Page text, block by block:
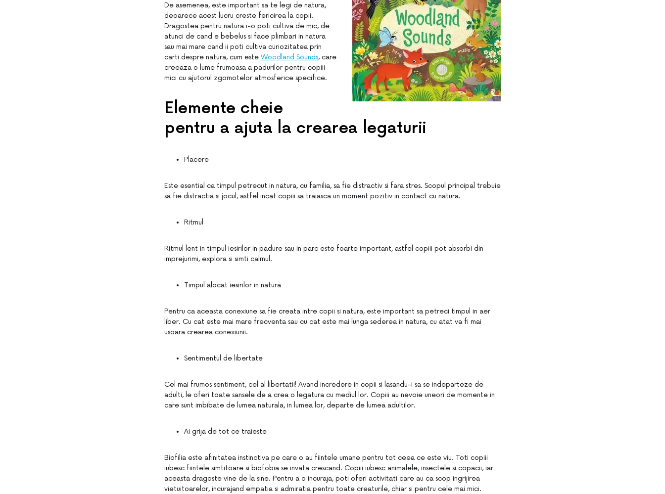
De asemenea, este important sa te legi de natura,
deoarece acest lucru creste fericirea la copii.
Dragostea pentru natura i-o poti cultiva de mic, de
atunci de cand e bebelus si face plimbari in natura
sau mai mare cand ii poti cultiva curiozitatea prin
carti despre natura, cum este Woodland Sounds, care
creeaza o lume frumoasa a padurilor pentru copiii
mici cu ajutorul zgomotelor atmosferice specifice.
Elemente cheie
pentru a ajuta la crearea legaturii
Placere
Este esential ca timpul petrecut in natura, cu familia, sa fie distractiv si fara stres. Scopul principal trebuie
sa fie distractia si jocul, astfel incat copiii sa traiasca un moment pozitiv in contact cu natura.
Ritmul
Ritmul lent in timpul iesirilor in padure sau in parc este foarte important, astfel copiii pot absorbi din
imprejurimi, explora si simti calmul.
Timpul alocat iesirilor in natura
Pentru ca aceasta conexiune sa fie creata intre copii si natura, este important sa petreci timpul in aer
liber. Cu cat este mai mare frecventa sau cu cat este mai lunga sederea in natura, cu atat va fi mai
usoara crearea conexiunii.
Sentimentul de libertate
Cel mai frumos sentiment, cel al libertatii! Avand incredere in copii si lasandu-i sa se indeparteze de
adulti, le oferi toate sansele de a crea o legatura cu mediul lor. Copiii au nevoie uneori de momente in
care sunt imbibate de lumea naturala, in lumea lor, departe de lumea adultilor.
Ai grija de tot ce traieste
Biofilia este afinitatea instinctiva pe care o au fiintele umane pentru tot ceea ce este viu. Toti copiii
iubesc fiintele simtitoare si biofobia se invata crescand. Copiii iubesc animalele, insectele si copacii, iar
aceasta dragoste vine de la sine. Pentru a o incuraja, poti oferi activitati care au ca scop ingrijirea
vietuitoarelor, incurajand empatia si admiratia pentru toate creaturile, chiar si pentru cele mai mici.